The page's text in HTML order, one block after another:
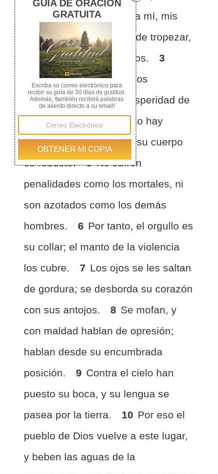
corazón.
2 En cuanto a mí, mis
pies estuvieron a punto de tropezar,
casi resbalaron mis pasos.
3
Porque tuve envidia de los
arrogantes, al ver la prosperidad de
los impíos.
4 Porque no hay
dolores en su muerte, y su cuerpo
es robusto.
5 No sufren
penalidades como los mortales, ni
son azotados como los demás
hombres.
6 Por tanto, el orgullo es
su collar; el manto de la violencia
los cubre.
7 Los ojos se les saltan
de gordura; se desborda su corazón
con sus antojos.
8 Se mofan, y
con maldad hablan de opresión;
hablan desde su encumbrada
posición.
9 Contra el cielo han
puesto su boca, y su lengua se
pasea por la tierra.
10 Por eso el
pueblo de Dios vuelve a este lugar,
y beben las aguas de la